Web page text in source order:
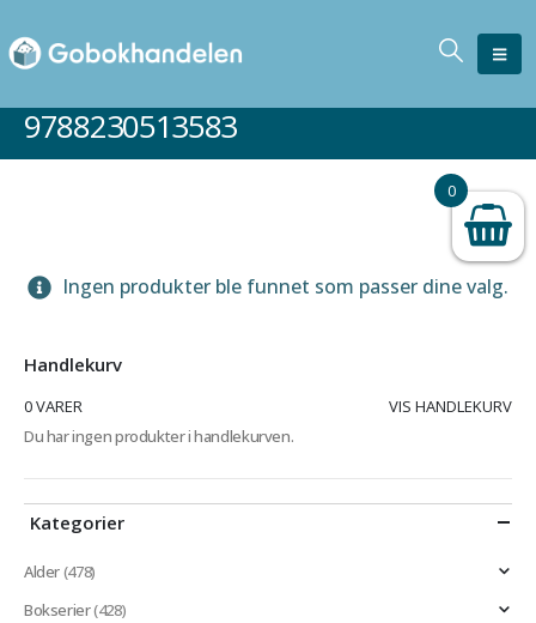
9788230513583
Ingen produkter ble funnet som passer dine valg.
Handlekurv
0 VARER
VIS HANDLEKURV
Du har ingen produkter i handlekurven.
Kategorier
Alder(478)
Bokserier(428)
0